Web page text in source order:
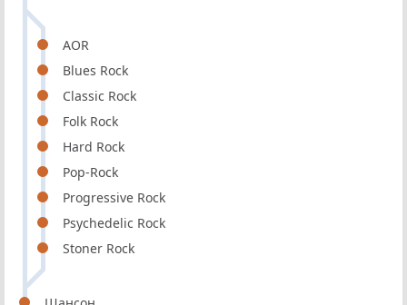
AOR
Blues Rock
Classic Rock
Folk Rock
Hard Rock
Pop-Rock
Progressive Rock
Psychedelic Rock
Stoner Rock